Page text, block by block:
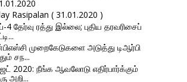
Rasipalan ( 31.01.2020 )
4 தேர்வு ரத்து இல்லை; புதிய தரவரிசைப்
முறைகேடுகளை அடுத்து டிஆர்பி
சந...
2020: நீங்க ஆவலோடு எதிர்பார்க்கும்
அறி...